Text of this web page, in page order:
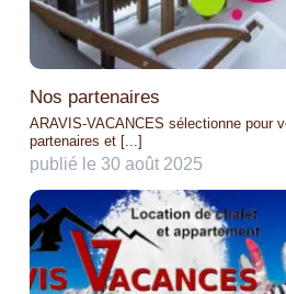
Nos partenaires
ARAVIS-VACANCES sélectionne pour
partenaires et [...]
publié le 30 août 2025